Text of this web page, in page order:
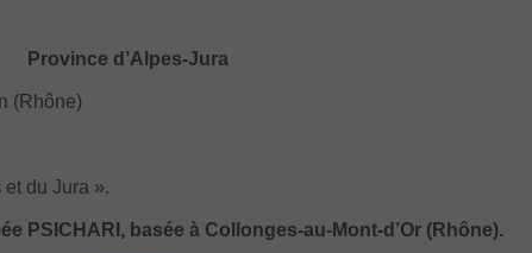
Province d’Alpes-Jura
(Rhône)
du Jura ».
PSICHARI, basée à Collonges-au-Mont-d’Or (Rhône).